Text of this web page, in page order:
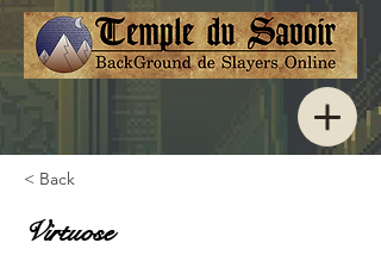
< Back
Virtuose